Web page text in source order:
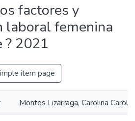
factores y
laboral femenina
? 2021
item page
Montes Lizarraga, Carolina